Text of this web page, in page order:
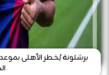
برشلونة يُخطر الأهلى